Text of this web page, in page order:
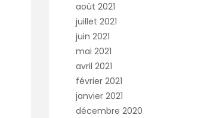
août 2021
juillet 2021
juin 2021
mai 2021
avril 2021
février 2021
janvier 2021
décembre 2020